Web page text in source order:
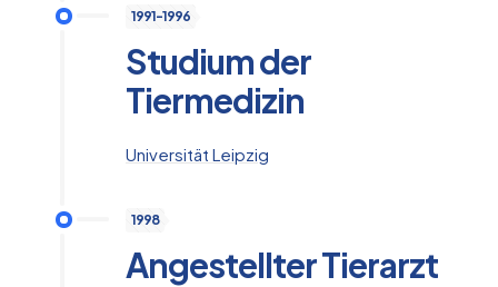
1991-1996
Studium der
Tiermedizin
Universität Leipzig
1998
Angestellter Tierarzt